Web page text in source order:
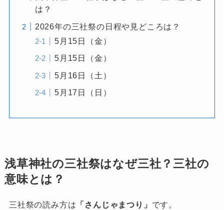
は？
2026年の三社祭の日程や見どころは？
5月15日（金）
5月15日（金）
5月16日（土）
5月17日（日）
浅草神社の三社祭はなぜ三社？三社の
意味とは？
三社祭の読み方は 「さんじゃまつり」 です。